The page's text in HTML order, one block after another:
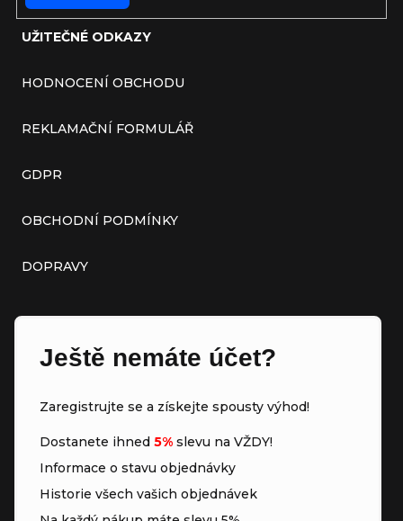
UŽITEČNÉ ODKAZY
HODNOCENÍ OBCHODU
REKLAMAČNÍ FORMULÁŘ
GDPR
OBCHODNÍ PODMÍNKY
DOPRAVY
Ještě nemáte účet?
Zaregistrujte se a získejte spousty výhod!
Dostanete ihned 5% slevu na VŽDY!
Informace o stavu objednávky
Historie všech vašich objednávek